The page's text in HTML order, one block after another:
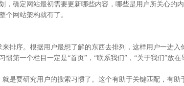
，确定网站最初需要更新哪些内容，哪些是用户所关心的
个网站架构就有了。
排序。根据用户最想了解的东西去排列，这样用户一进入
第一个栏目一定是“首页”，“联系我们”，“关于我们”放
是要研究用户的搜索习惯了。这个有助于关键匹配，有助